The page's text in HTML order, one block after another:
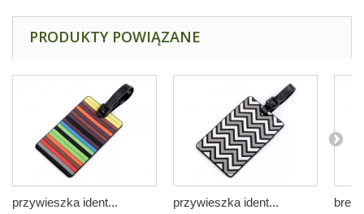
PRODUKTY POWIĄZANE
przywieszka ident... przywieszka ident...